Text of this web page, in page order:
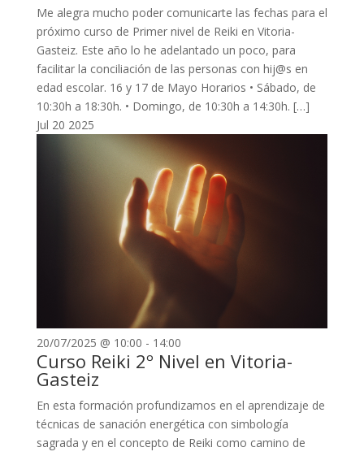
Me alegra mucho poder comunicarte las fechas para el
próximo curso de Primer nivel de Reiki en Vitoria-
Gasteiz. Este año lo he adelantado un poco, para
facilitar la conciliación de las personas con hij@s en
edad escolar. 16 y 17 de Mayo Horarios •⁠ ⁠Sábado, de
10:30h a 18:30h. •⁠ ⁠Domingo, de 10:30h a 14:30h. […]
Jul 20 2025
20/07/2025 @ 10:00 - 14:00
Curso Reiki 2º Nivel en Vitoria-
Gasteiz
En esta formación profundizamos en el aprendizaje de
técnicas de sanación energética con simbología
sagrada y en el concepto de Reiki como camino de